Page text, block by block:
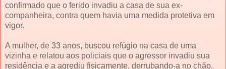
confirmado que o ferido invadiu a casa de sua ex-
companheira, contra quem havia uma medida protetiva em
vigor.
A mulher, de 33 anos, buscou refúgio na casa de uma
vizinha e relatou aos policiais que o agressor invadiu sua
residência e a agrediu fisicamente, derrubando-a no chão.